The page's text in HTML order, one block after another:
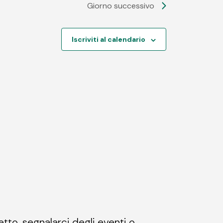
Giorno successivo
Iscriviti al calendario